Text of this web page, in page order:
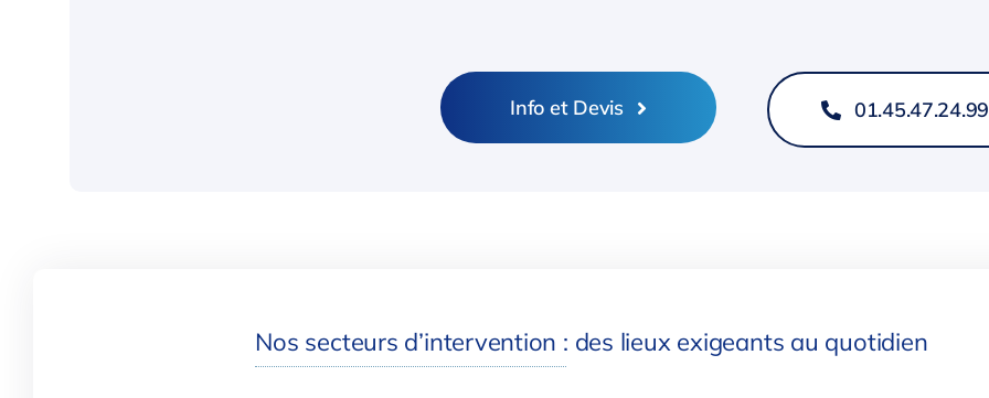
Info et Devis 01.45.47.24.99
Nos secteurs d’intervention : des lieux exigeants au quotidien